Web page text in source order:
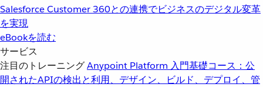
Salesforce Customer 360との連携でビジネスのデジタル変革
を実現
eBookを読む
サービス
注目のトレーニングAnypoint Platform 入門基礎コース：公
開されたAPIの検出と利用、デザイン、ビルド、デプロイ、管